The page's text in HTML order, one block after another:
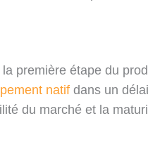
première étape du
natif dans un
du marché et la